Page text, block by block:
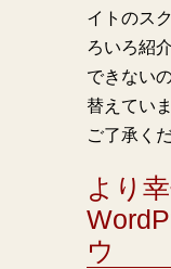
イトのス
ろいろ紹
できない
替えていま
ご了承く
より
ウ